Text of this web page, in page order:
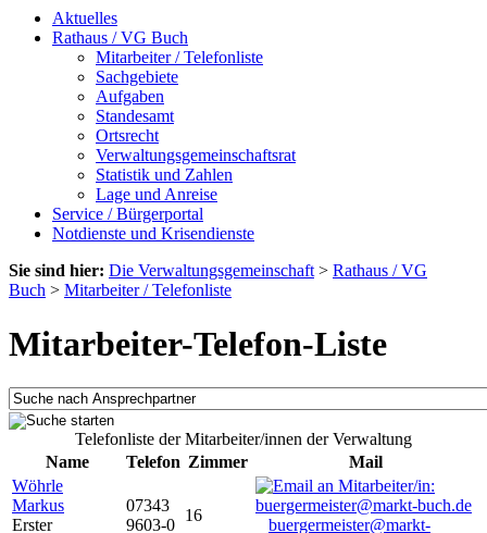
Aktuelles
Rathaus / VG Buch
Mitarbeiter / Telefonliste
Sachgebiete
Aufgaben
Standesamt
Ortsrecht
Verwaltungsgemeinschaftsrat
Statistik und Zahlen
Lage und Anreise
Service / Bürgerportal
Notdienste und Krisendienste
Sie sind hier: Die Verwaltungsgemeinschaft > Rathaus / VG
Buch > Mitarbeiter / Telefonliste
Mitarbeiter-Telefon-Liste
Telefonliste der Mitarbeiter/innen der Verwaltung
Name
Telefon Zimmer
Mail
Wöhrle
Markus
Erster
07343
9603-0
16
buergermeister@markt-